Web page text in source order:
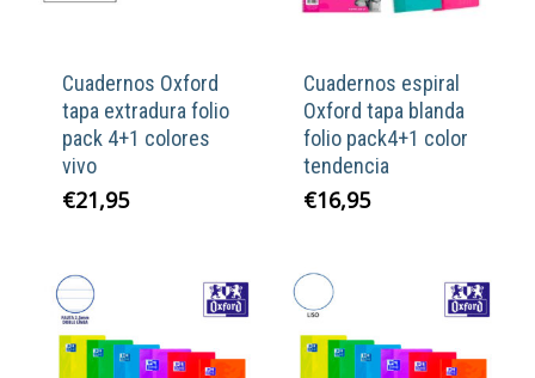
Cuadernos Oxford
tapa extradura folio
pack 4+1 colores
vivo
€21,95
Cuadernos espiral
Oxford tapa blanda
folio pack4+1 color
tendencia
€16,95